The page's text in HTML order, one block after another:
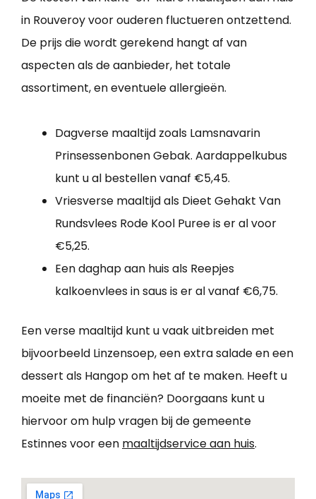
in Rouveroy voor ouderen fluctueren ontzettend.
De prijs die wordt gerekend hangt af van
aspecten als de aanbieder, het totale
assortiment, en eventuele allergieën.
Dagverse maaltijd zoals Lamsnavarin
Prinsessenbonen Gebak. Aardappelkubus
kunt u al bestellen vanaf €5,45.
Vriesverse maaltijd als Dieet Gehakt Van
Rundsvlees Rode Kool Puree is er al voor
€5,25.
Een daghap aan huis als Reepjes
kalkoenvlees in saus is er al vanaf €6,75.
Een verse maaltijd kunt u vaak uitbreiden met
bijvoorbeeld Linzensoep, een extra salade en een
dessert als Hangop om het af te maken. Heeft u
moeite met de financiën? Doorgaans kunt u
hiervoor om hulp vragen bij de gemeente
Estinnes voor een maaltijdservice aan huis.